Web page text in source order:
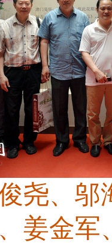
尧、邬
姜金军